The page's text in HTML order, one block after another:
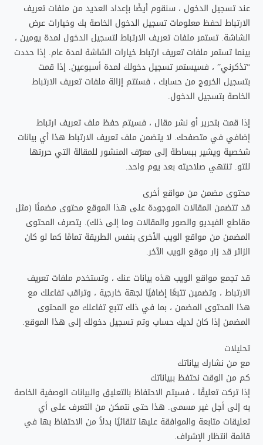
عند تسجيل الدخول ، سنقوم أيضًا بإعداد العديد من ملفات تعريف
الارتباط لحفظ معلومات تسجيل الدخول الخاصة بك وخيارات عرض
الشاشة. تستمر ملفات تعريف الارتباط لتسجيل الدخول لمدة يومين ،
بينما تستمر ملفات تعريف ارتباط خيارات الشاشة لمدة عام. إذا حددت
“تذكرني” ، فسيستمر تسجيل دخولك لمدة أسبوعين. إذا قمت
بتسجيل الخروج من حسابك ، فستتم إزالة ملفات تعريف الارتباط
الخاصة بتسجيل الدخول.
إذا قمت بتحرير أو نشر مقال ، فسيتم حفظ ملف تعريف ارتباط
إضافي في متصفحك. لا يتضمن ملف تعريف الارتباط هذا أي بيانات
شخصية ويشير ببساطة إلى معرّف المنشور للمقالة التي حررتها
للتو. تنتهي صلاحيته بعد يوم واحد.
محتوى مضمن من مواقع أخرى
قد تتضمن المقالات الموجودة على هذا الموقع محتوى مضمنًا (مثل
مقاطع الفيديو والصور والمقالات وما إلى ذلك). يتصرف المحتوى
المضمن من مواقع الويب الأخرى بنفس الطريقة تمامًا كما لو كان
الزائر قد زار موقع الويب الآخر.
قد تجمع مواقع الويب هذه بيانات عنك ، وتستخدم ملفات تعريف
الارتباط ، وتضمين تتبعًا إضافيًا لجهة خارجية ، وتراقب تفاعلك مع
هذا المحتوى المضمن ، بما في ذلك تتبع تفاعلك مع المحتوى
المضمن إذا كان لديك حساب وتم تسجيل دخولك إلى هذا الموقع.
تحليلات
مع من نشارك بياناتك
كم من الوقت نحتفظ ببياناتك
إذا تركت تعليقًا ، فسيتم الاحتفاظ بالتعليق والبيانات الوصفية الخاصة
به إلى أجل غير مسمى. هذا حتى نتمكن من التعرف على أي
تعليقات متابعة والموافقة عليها تلقائيًا بدلاً من الاحتفاظ بها في
قائمة انتظار الإشراف.